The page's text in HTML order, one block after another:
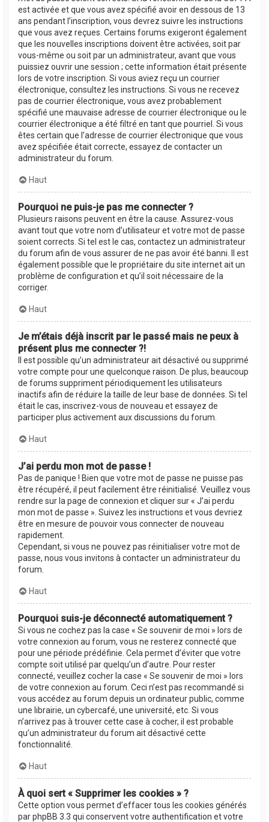
est activée et que vous avez spécifié avoir en dessous de 13
ans pendant l’inscription, vous devrez suivre les instructions
que vous avez reçues. Certains forums exigeront également
que les nouvelles inscriptions doivent être activées, soit par
vous-même ou soit par un administrateur, avant que vous
puissiez ouvrir une session ; cette information était présente
lors de votre inscription. Si vous aviez reçu un courrier
électronique, consultez les instructions. Si vous ne recevez
pas de courrier électronique, vous avez probablement
spécifié une mauvaise adresse de courrier électronique ou le
courrier électronique a été filtré en tant que pourriel. Si vous
êtes certain que l’adresse de courrier électronique que vous
avez spécifiée était correcte, essayez de contacter un
administrateur du forum.
Haut
Pourquoi ne puis-je pas me connecter ?
Plusieurs raisons peuvent en être la cause. Assurez-vous
avant tout que votre nom d’utilisateur et votre mot de passe
soient corrects. Si tel est le cas, contactez un administrateur
du forum afin de vous assurer de ne pas avoir été banni. Il est
également possible que le propriétaire du site internet ait un
problème de configuration et qu’il soit nécessaire de la
corriger.
Haut
Je m’étais déjà inscrit par le passé mais ne peux à
présent plus me connecter ?!
Il est possible qu’un administrateur ait désactivé ou supprimé
votre compte pour une quelconque raison. De plus, beaucoup
de forums suppriment périodiquement les utilisateurs
inactifs afin de réduire la taille de leur base de données. Si tel
était le cas, inscrivez-vous de nouveau et essayez de
participer plus activement aux discussions du forum.
Haut
J’ai perdu mon mot de passe !
Pas de panique ! Bien que votre mot de passe ne puisse pas
être récupéré, il peut facilement être réinitialisé. Veuillez vous
rendre sur la page de connexion et cliquer sur « J’ai perdu
mon mot de passe ». Suivez les instructions et vous devriez
être en mesure de pouvoir vous connecter de nouveau
rapidement.
Cependant, si vous ne pouvez pas réinitialiser votre mot de
passe, nous vous invitons à contacter un administrateur du
forum.
Haut
Pourquoi suis-je déconnecté automatiquement ?
Si vous ne cochez pas la case « Se souvenir de moi » lors de
votre connexion au forum, vous ne resterez connecté que
pour une période prédéfinie. Cela permet d’éviter que votre
compte soit utilisé par quelqu’un d’autre. Pour rester
connecté, veuillez cocher la case « Se souvenir de moi » lors
de votre connexion au forum. Ceci n’est pas recommandé si
vous accédez au forum depuis un ordinateur public, comme
une librairie, un cybercafé, une université, etc. Si vous
n’arrivez pas à trouver cette case à cocher, il est probable
qu’un administrateur du forum ait désactivé cette
fonctionnalité.
Haut
À quoi sert « Supprimer les cookies » ?
Cette option vous permet d’effacer tous les cookies générés
par phpBB 3.3 qui conservent votre authentification et votre